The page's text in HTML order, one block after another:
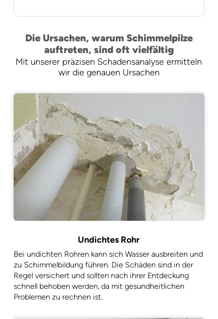
Die Ursachen, warum Schimmelpilze
auftreten, sind oft vielfältig
Mit unserer präzisen Schadensanalyse ermitteln
wir die genauen Ursachen
Undichtes Rohr
Bei undichten Rohren kann sich Wasser ausbreiten und
zu Schimmelbildung führen. Die Schäden sind in der
Regel versichert und sollten nach ihrer Entdeckung
schnell behoben werden, da mit gesundheitlichen
Problemen zu rechnen ist.